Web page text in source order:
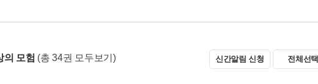
의 모험 (총 34권 모두보기) 신간알림 신청 전체선택